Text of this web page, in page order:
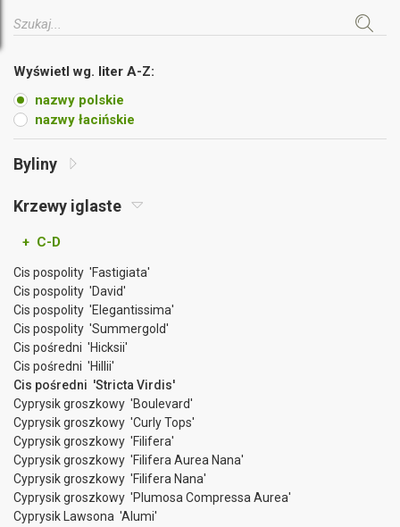
Wyświetl wg. liter A-Z:
nazwy polskie
nazwy łacińskie
Byliny
Krzewy iglaste
+ C-D
Cis pospolity 'Fastigiata'
Cis pospolity 'David'
Cis pospolity 'Elegantissima'
Cis pospolity 'Summergold'
Cis pośredni 'Hicksii'
Cis pośredni 'Hillii'
Cis pośredni 'Stricta Virdis'
Cyprysik groszkowy 'Boulevard'
Cyprysik groszkowy 'Curly Tops'
Cyprysik groszkowy 'Filifera'
Cyprysik groszkowy 'Filifera Aurea Nana'
Cyprysik groszkowy 'Filifera Nana'
Cyprysik groszkowy 'Plumosa Compressa Aurea'
Cyprysik Lawsona 'Alumi'